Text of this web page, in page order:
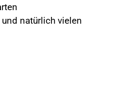
natürlich vielen